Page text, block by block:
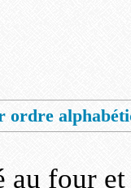
ordre
au four